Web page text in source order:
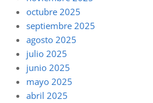
octubre 2025
septiembre 2025
agosto 2025
julio 2025
junio 2025
mayo 2025
abril 2025